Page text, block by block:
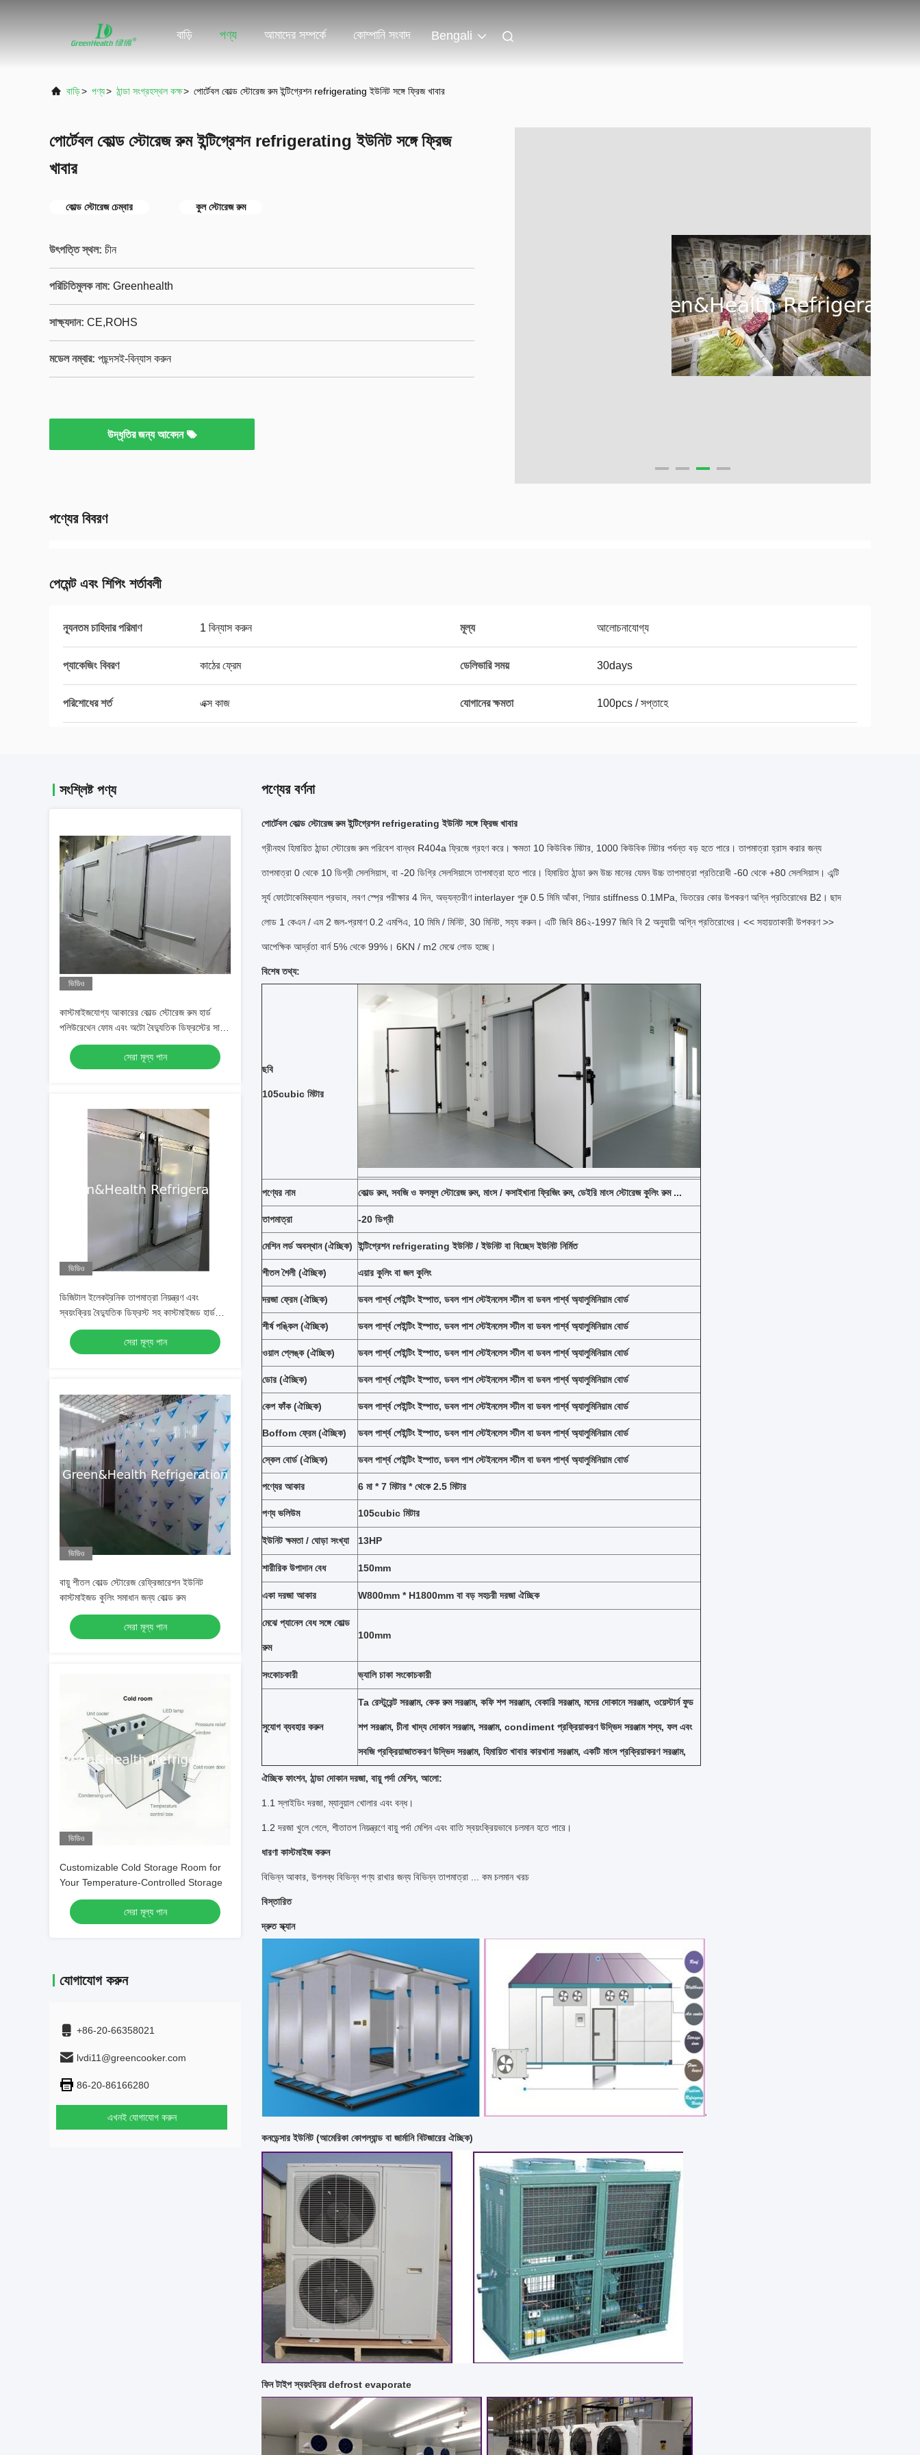
বাড়ি পণ্য আমাদের সম্পর্কে কোম্পানি সংবাদ Bengali
বাড়ি> পণ্য> ঠান্ডা সংগ্রহস্থল কক্ষ> পোর্টেবল কোল্ড স্টোরেজ রুম ইন্টিগ্রেশন refrigerating ইউনিট সঙ্গে ফ্রিজ খাবার
পোর্টেবল কোল্ড স্টোরেজ রুম ইন্টিগ্রেশন refrigerating ইউনিট সঙ্গে ফ্রিজ
খাবার
কোল্ড স্টোরেজ চেম্বার কুল স্টোরেজ রুম
উৎপত্তি স্থল: চীন
পরিচিতিমুলক নাম: Greenhealth
সাক্ষ্যদান: CE,ROHS
মডেল নম্বার: পছন্দসই-বিন্যাস করুন
উদ্ধৃতির জন্য আবেদন
পণ্যের বিবরণ
পেমেন্ট এবং শিপিং শর্তাবলী
ন্যূনতম চাহিদার পরিমাণ 1 বিন্যাস করুন মূল্য আলোচনাযোগ্য
প্যাকেজিং বিবরণ কাঠের ফ্রেম ডেলিভারি সময় 30days
পরিশোধের শর্ত এক্স কাজ যোগানের ক্ষমতা 100pcs / সপ্তাহে
সংশ্লিষ্ট পণ্য
ভিডিও
কাস্টমাইজযোগ্য আকারের কোল্ড স্টোরেজ রুম হার্ড
পলিউরেথেন ফোম এবং অটো বৈদ্যুতিক ডিফ্রস্টের সাথে
সর্বোত্তম খাদ্য সংরক্ষণের জন্য
সেরা মূল্য পান
ভিডিও
ডিজিটাল ইলেকট্রনিক তাপমাত্রা নিয়ন্ত্রণ এবং
স্বয়ংক্রিয় বৈদ্যুতিক ডিফ্রস্ট সহ কাস্টমাইজড হার্ড
পলিউরেথেন ফোম কোল্ড স্টোরেজ রুম
সেরা মূল্য পান
ভিডিও
বায়ু শীতল কোল্ড স্টোরেজ রেফ্রিজারেশন ইউনিট
কাস্টমাইজড কুলিং সমাধান জন্য কোল্ড রুম
সেরা মূল্য পান
ভিডিও
Customizable Cold Storage Room for
Your Temperature-Controlled Storage
সেরা মূল্য পান
যোগাযোগ করুন
+86-20-66358021
lvdi11@greencooker.com
86-20-86166280
এখনই যোগাযোগ করুন
পণ্যের বর্ণনা
পোর্টেবল কোল্ড স্টোরেজ রুম ইন্টিগ্রেশন refrigerating ইউনিট সঙ্গে ফ্রিজ খাবার
গ্রীনহথ হিমায়িত ঠান্ডা স্টোরেজ রুম পরিবেশ বান্ধব R404a ফ্রিজে গ্রহণ করে। ক্ষমতা 10 কিউবিক মিটার, 1000 কিউবিক মিটার পর্যন্ত বড় হতে পারে। তাপমাত্রা হ্রাস করার জন্য
তাপমাত্রা 0 থেকে 10 ডিগ্রী সেলসিয়াস, বা -20 ডিগ্রি সেলসিয়াসে তাপমাত্রা হতে পারে। হিমায়িত ঠান্ডা রুম উচ্চ মানের যেমন উচ্চ তাপমাত্রা প্রতিরোধী -60 থেকে +80 সেলসিয়াস। এন্টি
সূর্য ফোটোকেমিক্যাল প্রভাব, লবণ স্প্রে পরীক্ষার 4 দিন, অভ্যন্তরীণ interlayer পুরু 0.5 মিমি আঁকা, শিয়ার stiffness 0.1MPa, ভিতরের কোর উপকরণ অগ্নি প্রতিরোধের B2। ছাদ
লোড 1 কেএন / এম 2 জল-প্রমাণ 0.2 এমপিএ, 10 মিমি / মিনিট, 30 মিনিট, সহ্য করুন। এটি জিবি 86২-1997 জিবি বি 2 অনুযায়ী অগ্নি প্রতিরোধের। << সহায়তাকারী উপকরণ >>
আপেক্ষিক আর্দ্রতা বার্ন 5% থেকে 99%। 6KN / m2 মেঝে লোড হচ্ছে।
বিশেষ তথ্য:
ছবি
105cubic মিটার
পণ্যের নাম কোল্ড রুম, সবজি ও ফলমূল স্টোরেজ রুম, মাংস / কসাইখানা ফ্রিজিং রুম, ডেইরি মাংস স্টোরেজ কুলিং রুম ...
তাপমাত্রা -20 ডিগ্রী
মেশিন লর্ড অবস্থান (ঐচ্ছিক) ইন্টিগ্রেশন refrigerating ইউনিট / ইউনিট বা বিচ্ছেদ ইউনিট নির্মিত
শীতল শৈলী (ঐচ্ছিক) এয়ার কুলিং বা জল কুলিং
দরজা ফ্রেম (ঐচ্ছিক) ডবল পার্শ্ব পেইন্টিং ইস্পাত, ডবল পাশ স্টেইনলেস স্টীল বা ডবল পার্শ্ব অ্যালুমিনিয়াম বোর্ড
শীর্ষ পঙ্কিল (ঐচ্ছিক) ডবল পার্শ্ব পেইন্টিং ইস্পাত, ডবল পাশ স্টেইনলেস স্টীল বা ডবল পার্শ্ব অ্যালুমিনিয়াম বোর্ড
ওয়াল প্লেঙ্ক (ঐচ্ছিক) ডবল পার্শ্ব পেইন্টিং ইস্পাত, ডবল পাশ স্টেইনলেস স্টীল বা ডবল পার্শ্ব অ্যালুমিনিয়াম বোর্ড
ডোর (ঐচ্ছিক) ডবল পার্শ্ব পেইন্টিং ইস্পাত, ডবল পাশ স্টেইনলেস স্টীল বা ডবল পার্শ্ব অ্যালুমিনিয়াম বোর্ড
কেপ ফাঁক (ঐচ্ছিক) ডবল পার্শ্ব পেইন্টিং ইস্পাত, ডবল পাশ স্টেইনলেস স্টীল বা ডবল পার্শ্ব অ্যালুমিনিয়াম বোর্ড
Boffom ফ্রেম (ঐচ্ছিক) ডবল পার্শ্ব পেইন্টিং ইস্পাত, ডবল পাশ স্টেইনলেস স্টীল বা ডবল পার্শ্ব অ্যালুমিনিয়াম বোর্ড
স্কেল বোর্ড (ঐচ্ছিক) ডবল পার্শ্ব পেইন্টিং ইস্পাত, ডবল পাশ স্টেইনলেস স্টীল বা ডবল পার্শ্ব অ্যালুমিনিয়াম বোর্ড
পণ্যের আকার 6 মা * 7 মিটার * থেকে 2.5 মিটার
পণ্য ভলিউম 105cubic মিটার
ইউনিট ক্ষমতা / ঘোড়া সংখ্যা 13HP
শারীরিক উপাদান বেধ 150mm
একা দরজা আকার W800mm * H1800mm বা বড় সহচরী দরজা ঐচ্ছিক
মেঝে প্যানেল বেধ সঙ্গে কোল্ড
রুম
100mm
সংকোচকারী ভ্যালি চাকা সংকোচকারী
সুযোগ ব্যবহার করুন
Ta রেস্টুরেন্ট সরঞ্জাম, কেক রুম সরঞ্জাম, কফি শপ সরঞ্জাম, বেকারি সরঞ্জাম, মদের দোকানে সরঞ্জাম, ওয়েস্টার্ন ফুড
শপ সরঞ্জাম, চীনা খাদ্য দোকান সরঞ্জাম, সরঞ্জাম, condiment প্রক্রিয়াকরণ উদ্ভিদ সরঞ্জাম শস্য, ফল এবং
সবজি প্রক্রিয়াজাতকরণ উদ্ভিদ সরঞ্জাম, হিমায়িত খাবার কারখানা সরঞ্জাম, একটি মাংস প্রক্রিয়াকরণ সরঞ্জাম,
ঐচ্ছিক ফাংশন, ঠান্ডা দোকান দরজা, বায়ু পর্দা মেশিন, আলো:
1.1 স্লাইডিং দরজা, ম্যানুয়াল খোলার এবং বন্ধ।
1.2 দরজা খুলে গেলে, শীতাতপ নিয়ন্ত্রণে বায়ু পর্দা মেশিন এবং বাতি স্বয়ংক্রিয়ভাবে চলমান হতে পারে।
ধারণা কাস্টমাইজ করুন
বিভিন্ন আকার, উপলব্ধ বিভিন্ন পণ্য রাখার জন্য বিভিন্ন তাপমাত্রা ... কম চলমান খরচ
বিস্তারিত
দ্রুত স্ক্যান
কনডেন্সার ইউনিট (আমেরিকা কোপল্যান্ড বা জার্মানি বিটজারের ঐচ্ছিক)
ফিন টাইপ স্বয়ংক্রিয় defrost evaporate